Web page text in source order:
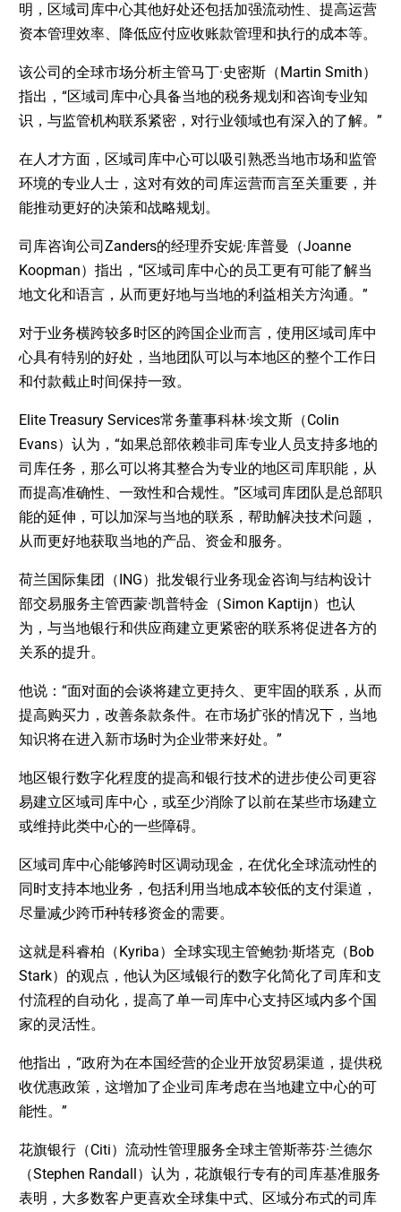
明，区域司库中心其他好处还包括加强流动性、提高运营
资本管理效率、降低应付应收账款管理和执行的成本等。
该公司的全球市场分析主管马丁·史密斯（Martin Smith）
指出，“区域司库中心具备当地的税务规划和咨询专业知
识，与监管机构联系紧密，对行业领域也有深入的了解。”
在人才方面，区域司库中心可以吸引熟悉当地市场和监管
环境的专业人士，这对有效的司库运营而言至关重要，并
能推动更好的决策和战略规划。
司库咨询公司Zanders的经理乔安妮·库普曼（Joanne
Koopman）指出，“区域司库中心的员工更有可能了解当
地文化和语言，从而更好地与当地的利益相关方沟通。”
对于业务横跨较多时区的跨国企业而言，使用区域司库中
心具有特别的好处，当地团队可以与本地区的整个工作日
和付款截止时间保持一致。
Elite Treasury Services常务董事科林·埃文斯（Colin
Evans）认为，“如果总部依赖非司库专业人员支持多地的
司库任务，那么可以将其整合为专业的地区司库职能，从
而提高准确性、一致性和合规性。”区域司库团队是总部职
能的延伸，可以加深与当地的联系，帮助解决技术问题，
从而更好地获取当地的产品、资金和服务。
荷兰国际集团（ING）批发银行业务现金咨询与结构设计
部交易服务主管西蒙·凯普特金（Simon Kaptijn）也认
为，与当地银行和供应商建立更紧密的联系将促进各方的
关系的提升。
他说：“面对面的会谈将建立更持久、更牢固的联系，从而
提高购买力，改善条款条件。在市场扩张的情况下，当地
知识将在进入新市场时为企业带来好处。”
地区银行数字化程度的提高和银行技术的进步使公司更容
易建立区域司库中心，或至少消除了以前在某些市场建立
或维持此类中心的一些障碍。
区域司库中心能够跨时区调动现金，在优化全球流动性的
同时支持本地业务，包括利用当地成本较低的支付渠道，
尽量减少跨币种转移资金的需要。
这就是科睿柏（Kyriba）全球实现主管鲍勃·斯塔克（Bob
Stark）的观点，他认为区域银行的数字化简化了司库和支
付流程的自动化，提高了单一司库中心支持区域内多个国
家的灵活性。
他指出，“政府为在本国经营的企业开放贸易渠道，提供税
收优惠政策，这增加了企业司库考虑在当地建立中心的可
能性。”
花旗银行（Citi）流动性管理服务全球主管斯蒂芬·兰德尔
（Stephen Randall）认为，花旗银行专有的司库基准服务
表明，大多数客户更喜欢全球集中式、区域分布式的司库